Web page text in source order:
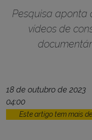
Pesquisa
vídeos de
18 de outubro de 2023
04:00
Este artigo tem mais de